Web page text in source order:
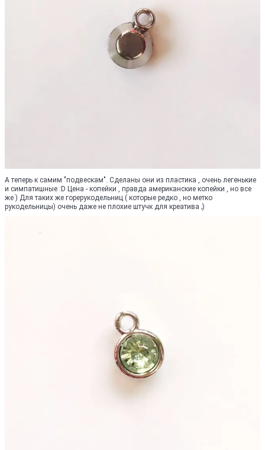
А теперь к самим "подвескам". Сделаны они из пластика , очень легенькие
и симпатишные :D Цена - копейки , правда американские копейки , но все
же ) Для таких же горерукодельниц ( которые редко , но метко
рукодельницы) очень даже не плохие штучк для креатива ;)